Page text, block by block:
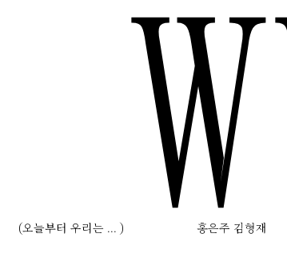
(오늘부터 우리는 ... ) 홍은주 김형재